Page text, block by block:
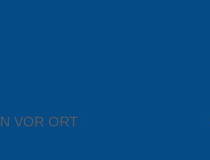
VOR ORT